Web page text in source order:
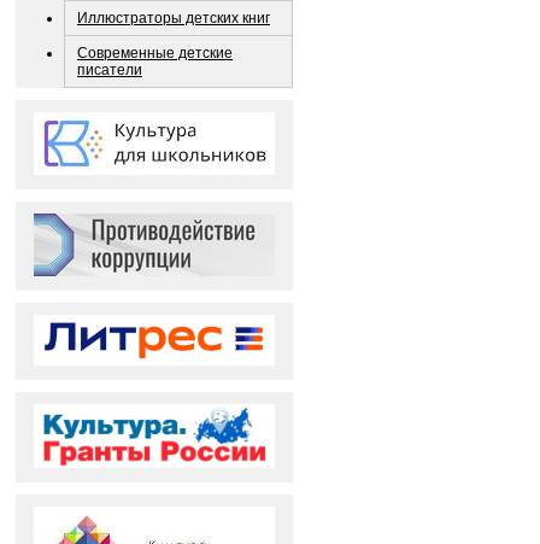
Иллюстраторы детских книг
Современные детские
писатели